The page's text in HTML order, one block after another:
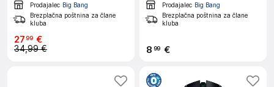
Prodajalec Big Bang
Brezplačna poštnina za člane
kluba
2799 €
34,99 €
Prodajalec Big Bang
Brezplačna poštnina za člane
kluba
8 99 €